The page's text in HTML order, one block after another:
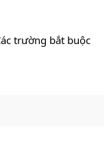
trường bắt buộc